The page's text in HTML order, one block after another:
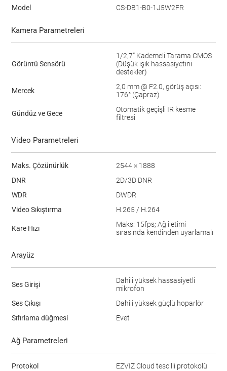
Model CS-DB1-B0-1J5W2FR
Kamera Parametreleri
Görüntü Sensörü
1/2,7” Kademeli Tarama CMOS
(Düşük ışık hassasiyetini
destekler)
Mercek
2,0 mm @ F2.0, görüş açısı:
176° (Çapraz)
Gündüz ve Gece
Otomatik geçişli IR kesme
filtresi
Video Parametreleri
Maks. Çözünürlük
2544 × 1888
DNR
2D/3D DNR
WDR
DWDR
Video Sıkıştırma
H.265 / H.264
Kare Hızı
Maks: 15fps; Ağ iletimi
sırasında kendinden uyarlamalı
Arayüz
Ses Girişi
Dahili yüksek hassasiyetli
mikrofon
Ses Çıkışı
Dahili yüksek güçlü hoparlör
Sıfırlama düğmesi
Evet
Ağ Parametreleri
Protokol
EZVIZ Cloud tescilli protokolü